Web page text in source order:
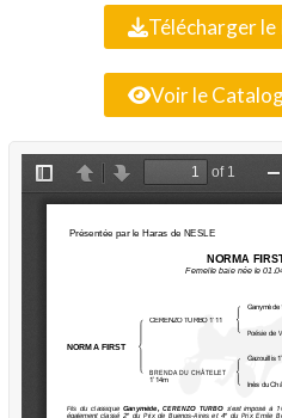
Télécharger le
Voir le